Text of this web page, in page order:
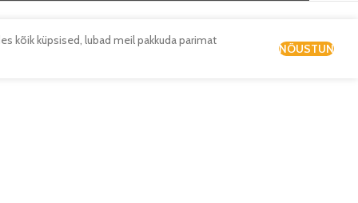
kõik küpsised, lubad meil pakkuda parimat
NÕUSTUN